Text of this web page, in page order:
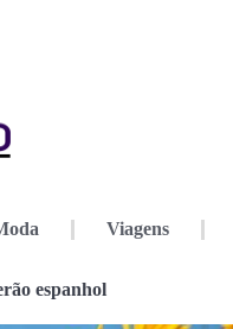
Viagens
espanhol